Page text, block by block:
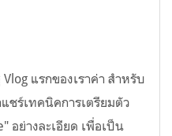
แรกของเราค่า สำหรับ
ชร์เทคนิคการเตรียมตัว
อย่างละเอียด เพื่อเป็น